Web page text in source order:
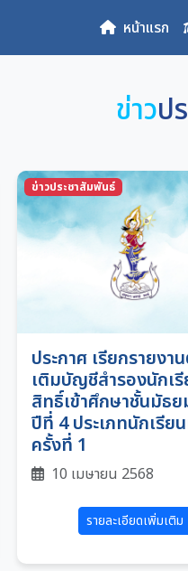
หน้าแรก
ข่าวป
ข่าวประชาสัมพันธ์
ประกาศ เรียกรายงา
เติมบัญชีสำรองนักเ
สิทธิ์เข้าศึกษาชั้นมัธ
ปีที่ 4 ประเภทนักเรีย
ครั้งที่ 1
10 เมษายน 2568
รายละเอียดเพิ่มเติม